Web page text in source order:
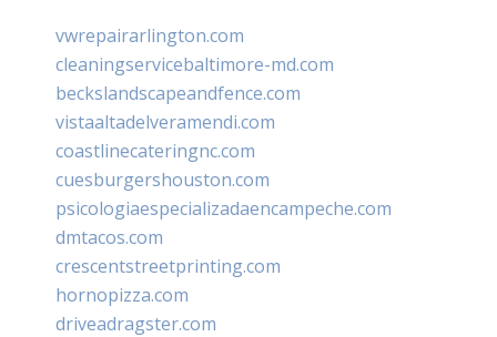
vwrepairarlington.com
cleaningservicebaltimore-md.com
beckslandscapeandfence.com
vistaaltadelveramendi.com
coastlinecateringnc.com
cuesburgershouston.com
psicologiaespecializadaencampeche.com
dmtacos.com
crescentstreetprinting.com
hornopizza.com
driveadragster.com